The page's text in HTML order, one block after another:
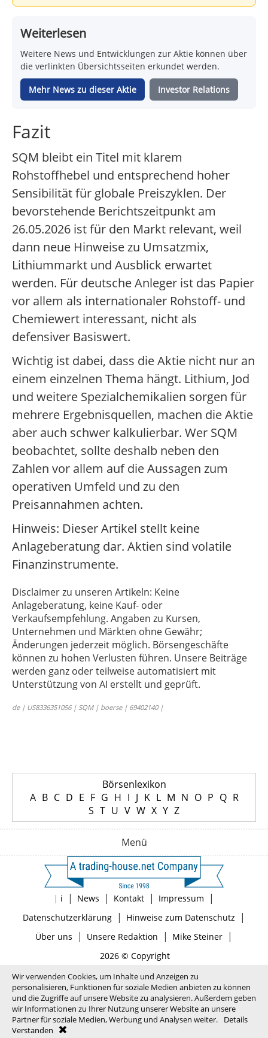
Weiterlesen
Weitere News und Entwicklungen zur Aktie können über
die verlinkten Übersichtsseiten erkundet werden.
Mehr News zu dieser Aktie Investor Relations
Fazit
SQM bleibt ein Titel mit klarem
Rohstoffhebel und entsprechend hoher
Sensibilität für globale Preiszyklen. Der
bevorstehende Berichtszeitpunkt am
26.05.2026 ist für den Markt relevant, weil
dann neue Hinweise zu Umsatzmix,
Lithiummarkt und Ausblick erwartet
werden. Für deutsche Anleger ist das Papier
vor allem als internationaler Rohstoff- und
Chemiewert interessant, nicht als
defensiver Basiswert.
Wichtig ist dabei, dass die Aktie nicht nur an
einem einzelnen Thema hängt. Lithium, Jod
und weitere Spezialchemikalien sorgen für
mehrere Ergebnisquellen, machen die Aktie
aber auch schwer kalkulierbar. Wer SQM
beobachtet, sollte deshalb neben den
Zahlen vor allem auf die Aussagen zum
operativen Umfeld und zu den
Preisannahmen achten.
Hinweis: Dieser Artikel stellt keine
Anlageberatung dar. Aktien sind volatile
Finanzinstrumente.
Disclaimer zu unseren Artikeln: Keine
Anlageberatung, keine Kauf- oder
Verkaufsempfehlung. Angaben zu Kursen,
Unternehmen und Märkten ohne Gewähr;
Änderungen jederzeit möglich. Börsengeschäfte
können zu hohen Verlusten führen. Unsere Beiträge
werden ganz oder teilweise automatisiert mit
Unterstützung von AI erstellt und geprüft.
de | US8336351056 | SQM | boerse | 69402140 |
Börsenlexikon
A B C D E F G H I J K L M N O P Q R
S T U V W X Y Z
Menü
| i | News | Kontakt | Impressum |
Datenschutzerklärung| Hinweise zum Datenschutz |
Über uns | Unsere Redaktion | Mike Steiner|
2026 © Copyright
Wir verwenden Cookies, um Inhalte und Anzeigen zu
personalisieren, Funktionen für soziale Medien anbieten zu können
und die Zugriffe auf unsere Website zu analysieren. Außerdem geben
wir Informationen zu Ihrer Nutzung unserer Website an unsere
Partner für soziale Medien, Werbung und Analysen weiter.
Details
Verstanden